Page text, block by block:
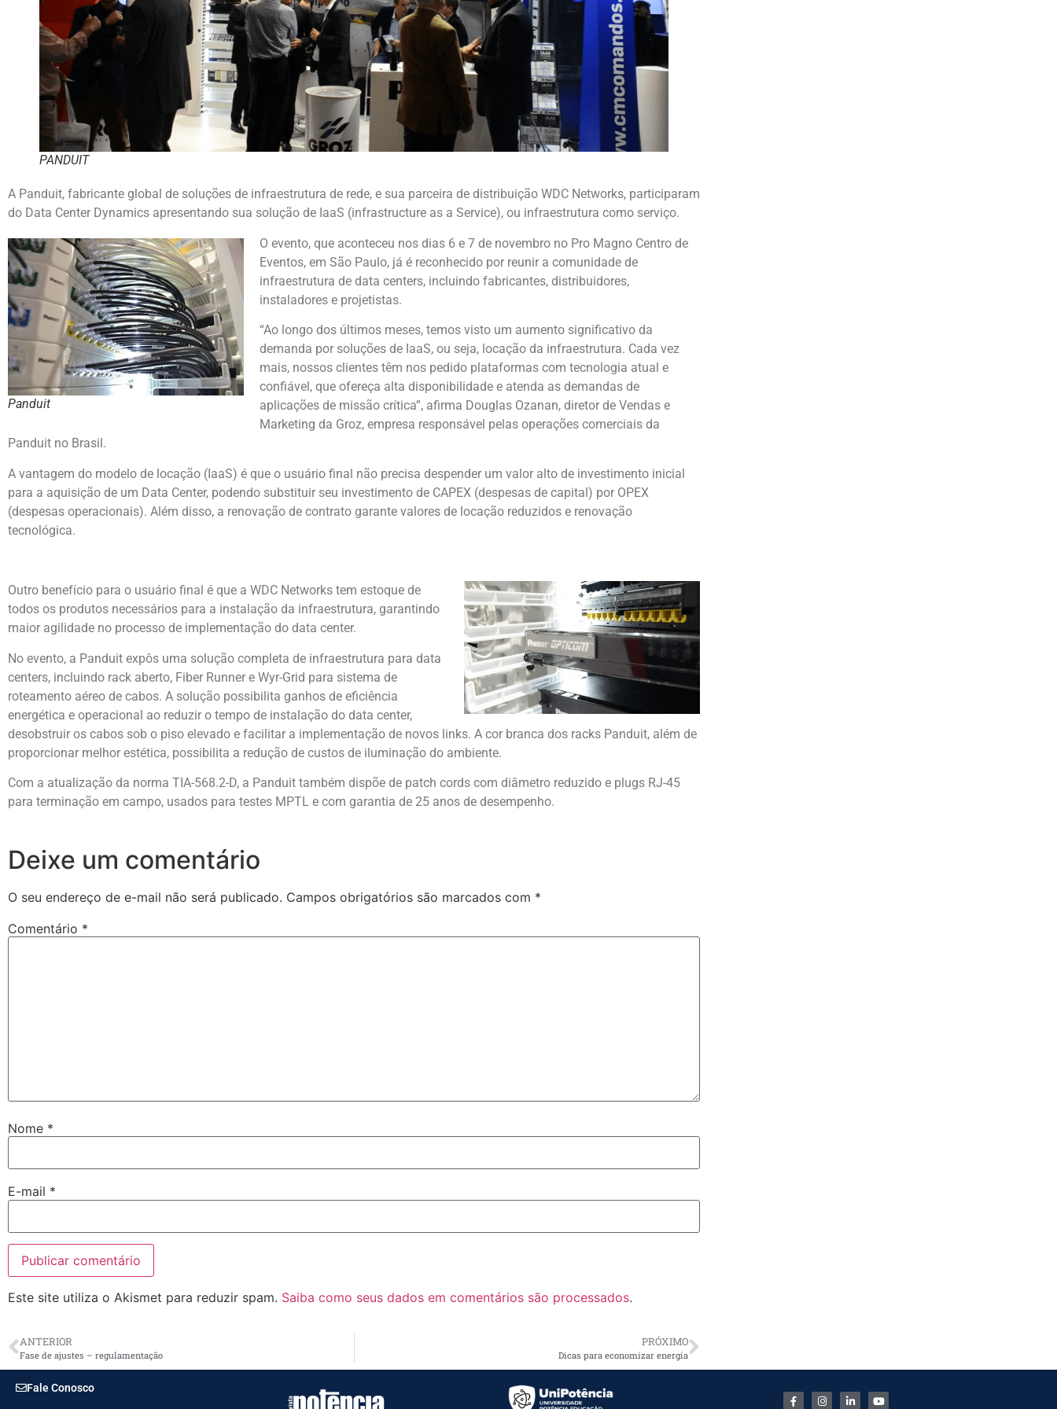
PANDUIT
A Panduit, fabricante global de soluções de infraestrutura de rede, e sua parceira de distribuição WDC Networks, participaram
do Data Center Dynamics apresentando sua solução de IaaS (infrastructure as a Service), ou infraestrutura como serviço.
Panduit
O evento, que aconteceu nos dias 6 e 7 de novembro no Pro Magno Centro de
Eventos, em São Paulo, já é reconhecido por reunir a comunidade de
infraestrutura de data centers, incluindo fabricantes, distribuidores,
instaladores e projetistas.
“Ao longo dos últimos meses, temos visto um aumento significativo da
demanda por soluções de IaaS, ou seja, locação da infraestrutura. Cada vez
mais, nossos clientes têm nos pedido plataformas com tecnologia atual e
confiável, que ofereça alta disponibilidade e atenda as demandas de
aplicações de missão crítica”, afirma Douglas Ozanan, diretor de Vendas e
Marketing da Groz, empresa responsável pelas operações comerciais da
Panduit no Brasil.
A vantagem do modelo de locação (IaaS) é que o usuário final não precisa despender um valor alto de investimento inicial
para a aquisição de um Data Center, podendo substituir seu investimento de CAPEX (despesas de capital) por OPEX
(despesas operacionais). Além disso, a renovação de contrato garante valores de locação reduzidos e renovação
tecnológica.
Outro benefício para o usuário final é que a WDC Networks tem estoque de
todos os produtos necessários para a instalação da infraestrutura, garantindo
maior agilidade no processo de implementação do data center.
No evento, a Panduit expôs uma solução completa de infraestrutura para data
centers, incluindo rack aberto, Fiber Runner e Wyr-Grid para sistema de
roteamento aéreo de cabos. A solução possibilita ganhos de eficiência
energética e operacional ao reduzir o tempo de instalação do data center,
desobstruir os cabos sob o piso elevado e facilitar a implementação de novos links. A cor branca dos racks Panduit, além de
proporcionar melhor estética, possibilita a redução de custos de iluminação do ambiente.
Com a atualização da norma TIA-568.2-D, a Panduit também dispõe de patch cords com diâmetro reduzido e plugs RJ-45
para terminação em campo, usados para testes MPTL e com garantia de 25 anos de desempenho.
Deixe um comentário
O seu endereço de e-mail não será publicado. Campos obrigatórios são marcados com *
Comentário *
Nome *
E-mail *
Este site utiliza o Akismet para reduzir spam. Saiba como seus dados em comentários são processados.
ANTERIOR
Fase de ajustes – regulamentação
PRÓXIMO
Dicas para economizar energia
Fale Conosco